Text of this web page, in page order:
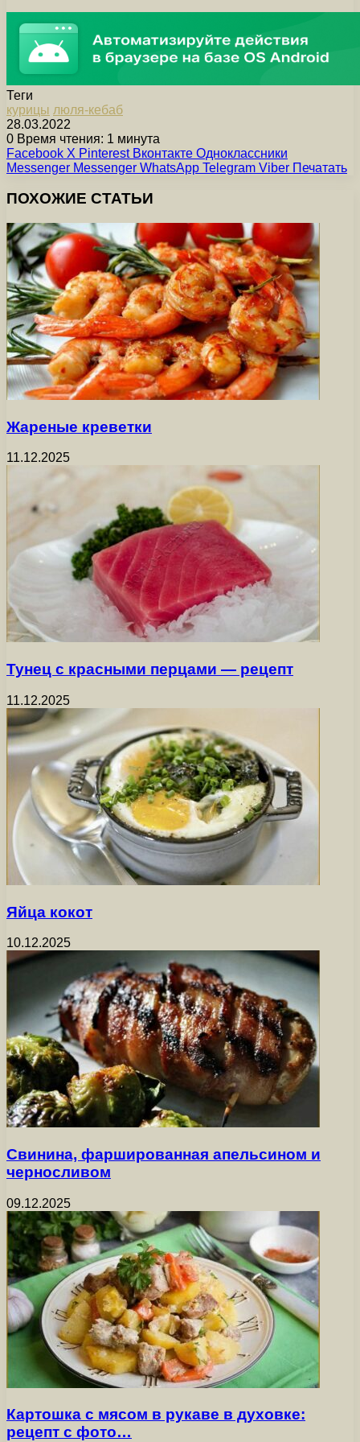
Теги
курицы люля-кебаб
28.03.2022
0 Время чтения: 1 минута
Facebook X Pinterest Вконтакте Одноклассники
Messenger Messenger WhatsApp Telegram Viber Печатать
ПОХОЖИЕ СТАТЬИ
Жареные креветки
11.12.2025
Тунец с красными перцами — рецепт
11.12.2025
Яйца кокот
10.12.2025
Свинина, фаршированная апельсином и
черносливом
09.12.2025
Картошка с мясом в рукаве в духовке:
рецепт с фото…